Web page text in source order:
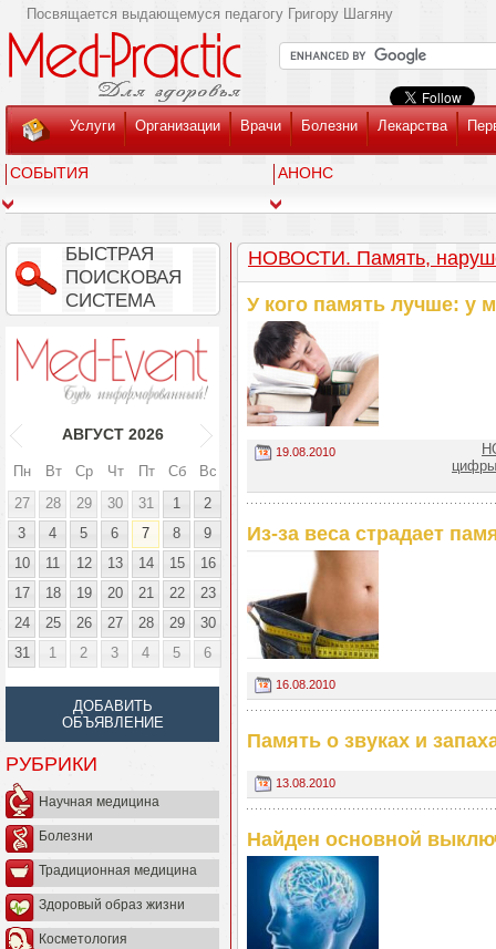
Посвящается выдающемуся педагогу Григору Шагяну
Услуги Организации Врачи Болезни Лекарства
СОБЫТИЯ АНОНС
БЫСТРАЯ
ПОИСКОВАЯ
СИСТЕМА
АВГУСТ 2026
Пн Вт Ср Чт Пт Сб
Вс
27
28 29 30 31 1
2
3
4 5 6 7 8
9
10
11 12 13 14 15
16
17
18 19 20 21 22
23
24
25 26 27 28 29
30
31
1 2 3 4 5 6
ДОБАВИТЬ
ОБЪЯВЛЕНИЕ
РУБРИКИ
Научная медицина
Болезни
Традиционная медицина
Здоровый образ жизни
Косметология
НОВОСТИ. Память,
У кого память лучше: у
19.08.2010
Из-за веса страдает
16.08.2010
Память о звуках и
13.08.2010
Найден основной